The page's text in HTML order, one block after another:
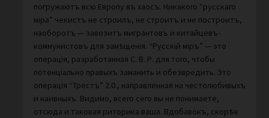
погружаютъ всю Европу въ хаосъ. Никакого “русскаго
мiра” чекистъ не строилъ, не строитъ и не построитъ,
наоборотъ — завозитъ мигрантовъ и китайцевъ-
коммунистовъ для замѣщенiя. “Русскiй мiръ” — это
операцiя, разработанная С. В. Р. для того, чтобы
потенцiально правыхъ заманить и обезвредить. Это
операцiя “Трестъ” 2.0., направленная на честолюбивыхъ
и наивныхъ. Видимо, всего сего вы не понимаете,
отсюда и таковая риторика ваша. Вдобавокъ, скорѣе